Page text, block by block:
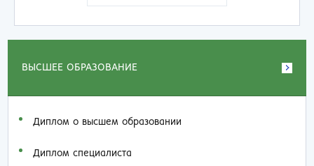
ВЫСШЕЕ ОБРАЗОВАНИЕ
Диплом о высшем образовании
Диплом специалиста